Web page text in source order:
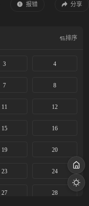
、凑齐队员、调和队内矛盾。
报错 分享
排序
3 4
7 8
11 12
15 16
19 20
23 24
27 28